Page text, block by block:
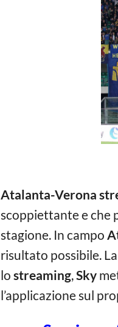
Atalanta-Verona
scoppiettante e che
stagione. In campo
risultato possibile.
lo streaming,Sky
l’applicazione sul